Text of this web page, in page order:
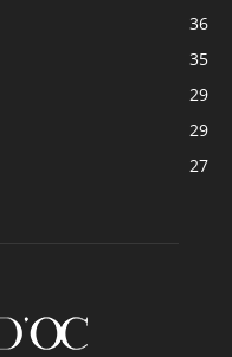
36
35
29
29
27